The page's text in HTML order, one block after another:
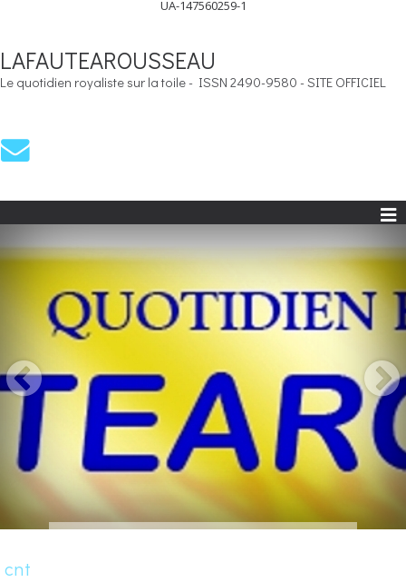
UA-147560259-1
LAFAUTEAROUSSEAU
Le quotidien royaliste sur la toile - ISSN 2490-9580 - SITE OFFICIEL
cnt